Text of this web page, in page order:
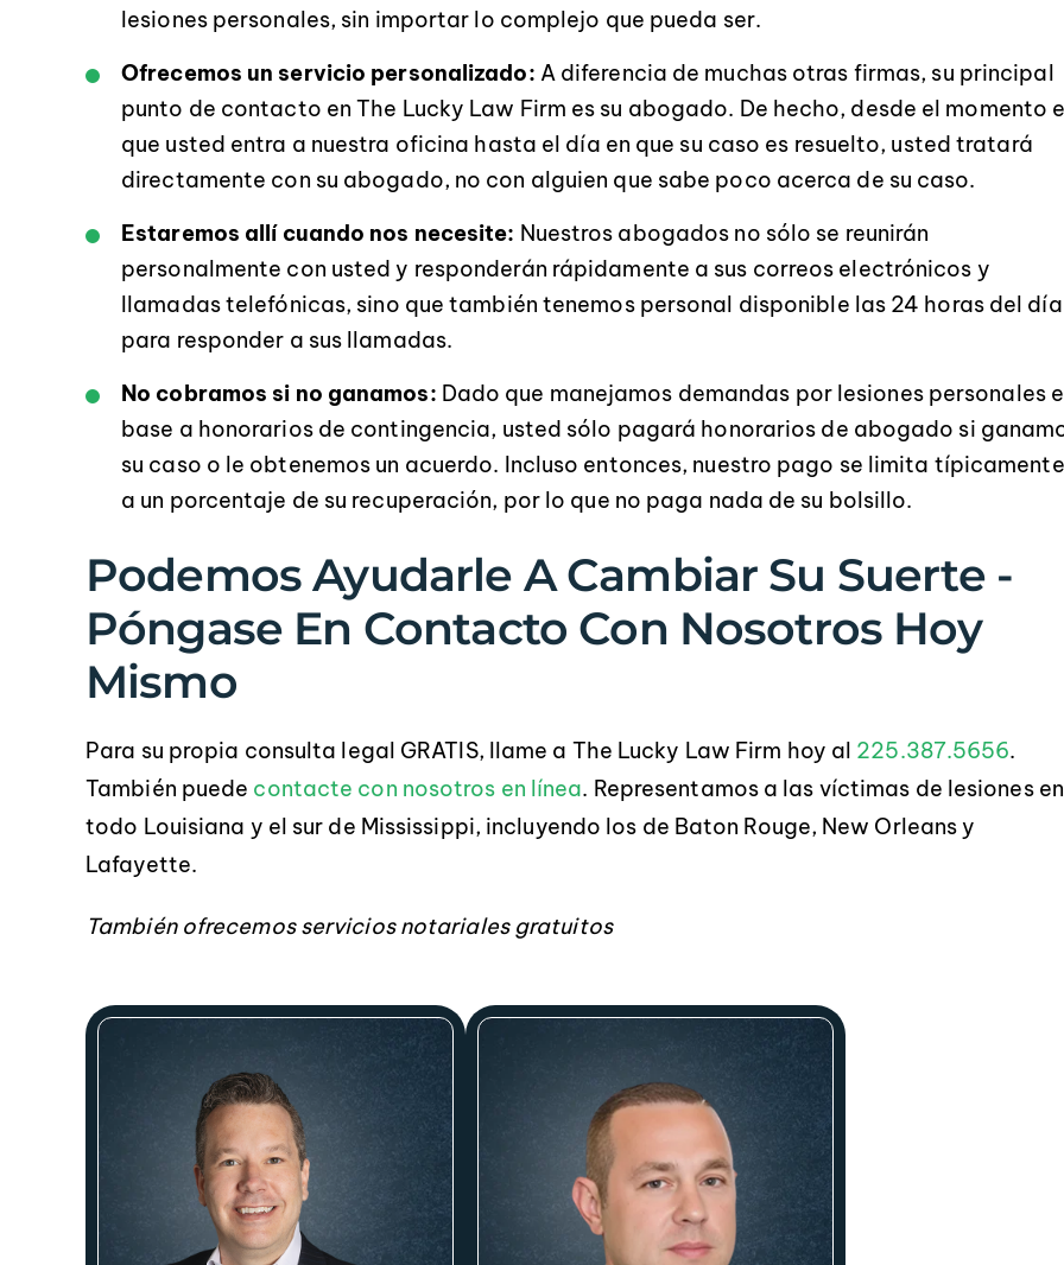
lesiones personales, sin importar lo complejo que pueda ser.
Ofrecemos un servicio personalizado: A diferencia de muchas otras firmas, su principal
punto de contacto en The Lucky Law Firm es su abogado. De hecho, desde el momento
que usted entra a nuestra oficina hasta el día en que su caso es resuelto, usted tratará
directamente con su abogado, no con alguien que sabe poco acerca de su caso.
Estaremos allí cuando nos necesite: Nuestros abogados no sólo se reunirán
personalmente con usted y responderán rápidamente a sus correos electrónicos y
llamadas telefónicas, sino que también tenemos personal disponible las 24 horas del día
para responder a sus llamadas.
No cobramos si no ganamos: Dado que manejamos demandas por lesiones personales
base a honorarios de contingencia, usted sólo pagará honorarios de abogado si
su caso o le obtenemos un acuerdo. Incluso entonces, nuestro pago se limita típicamente
a un porcentaje de su recuperación, por lo que no paga nada de su bolsillo.
Podemos Ayudarle A Cambiar Su Suerte -
Póngase En Contacto Con Nosotros Hoy
Mismo
Para su propia consulta legal GRATIS, llame a The Lucky Law Firm hoy al 225.387.5656.
También puede contacte con nosotros en línea. Representamos a las víctimas de lesiones en
todo Louisiana y el sur de Mississippi, incluyendo los de Baton Rouge, New Orleans y
Lafayette.
También ofrecemos servicios notariales gratuitos